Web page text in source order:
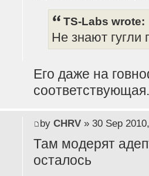
TS-Labs wrote:
Не знают гугли
Его даже на
соответствующая.
by CHRV» 30 Sep
Там модерят
осталось